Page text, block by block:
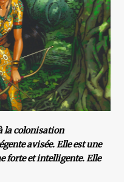
la colonisation
avisée. Elle est une
forte et intelligente. Elle